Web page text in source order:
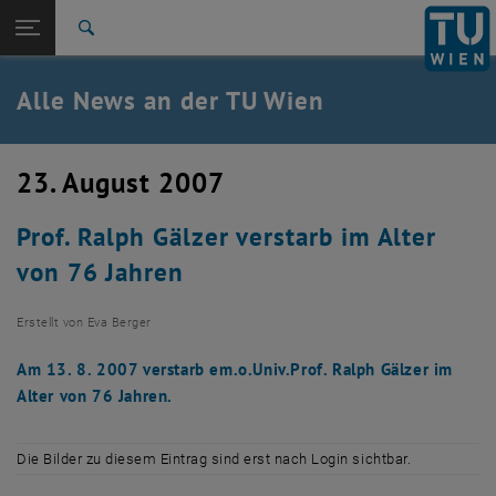
TU Login
Quicklinks
Quicklinks-Menü umschalten
Studium
Karriere
Zurück: Subseiten von TU Wien Startseite auflisten
Zurück zur letzten Ebene:
TU Wien Startseite
Übersicht
Alle News an der TU Wien
23. August 2007
Prof. Ralph Gälzer verstarb im Alter
von 76 Jahren
Erstellt von Eva Berger
Am 13. 8. 2007 verstarb em.o.Univ.Prof. Ralph Gälzer im
Alter von 76 Jahren.
Die Bilder zu diesem Eintrag sind erst nach Login sichtbar.